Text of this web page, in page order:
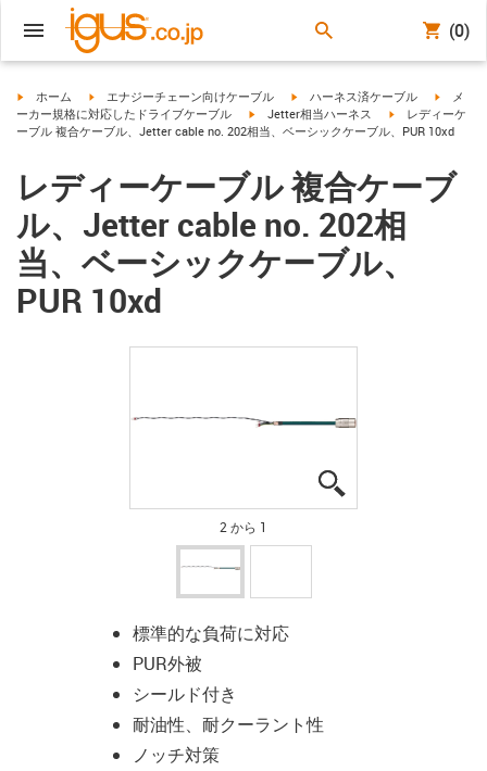
(0)
igus-icon-arrow-right
ホーム igus-icon-arrow-right
エナジーチェーン向けケーブル igus-icon-arrow-right
ハーネス済ケーブル igus-
メ
ーカー規格に対応したドライブケーブル
igus-icon-arrow-right
Jetter相当ハーネス igus-icon-arrow-
レディーケ
ーブル 複合ケーブル、Jetter cable no. 202相当、ベーシックケーブル、PUR 10xd
レディーケーブル 複合ケーブ
ル、Jetter cable no. 202相
当、ベーシックケーブル、
PUR 10xd
2 から 1
標準的な負荷に対応
PUR外被
シールド付き
耐油性、耐クーラント性
ノッチ対策